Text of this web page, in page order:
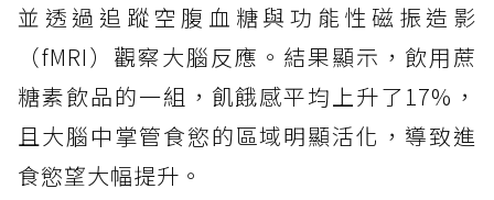
並透過追蹤空腹血糖與功能性磁振造影
（fMRI）觀察大腦反應。結果顯示，飲用蔗
糖素飲品的一組，飢餓感平均上升了17%，
且大腦中掌管食慾的區域明顯活化，導致進
食慾望大幅提升。